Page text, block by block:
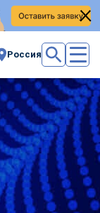
Россия